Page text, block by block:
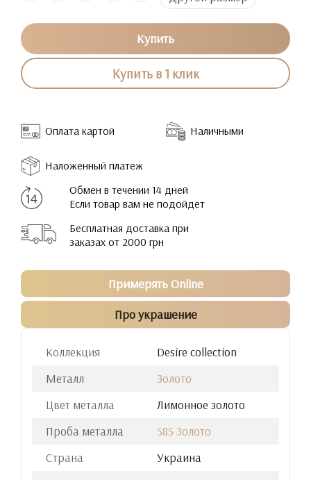
Купить
Купить в 1 клик
Оплата картой Наличными
Наложенный платеж
Обмен в течении 14 дней
Если товар вам не подойдет
Бесплатная доставка при
заказах от 2000 грн
Примерять Online
Про украшение
Коллекция
Desire collection
Металл
Золото
Цвет металла
Лимонное золото
Проба металла
585 Золото
Страна
Украина